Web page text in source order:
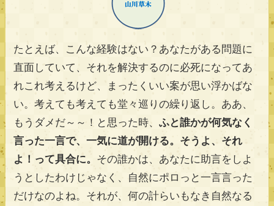
たとえば、こんな経験はない？あなたがある問題に
直面していて、それを解決するのに必死になってあ
れこれ考えるけど、まったくいい案が思い浮かばな
い。考えても考えても堂々巡りの繰り返し。ああ、
もうダメだ～～！と思った時、 ふと誰かが何気なく
言った一言で、一気に道が開ける。そうよ、それ
よ！って具合に。 その誰かは、あなたに助言をしよ
うとしたわけじゃなく、自然にポロっと一言言った
だけなのよね。それが、何の計らいもなき自然なる